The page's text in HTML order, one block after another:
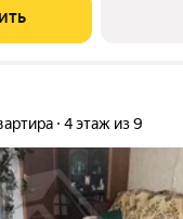
с
4 этаж из 9